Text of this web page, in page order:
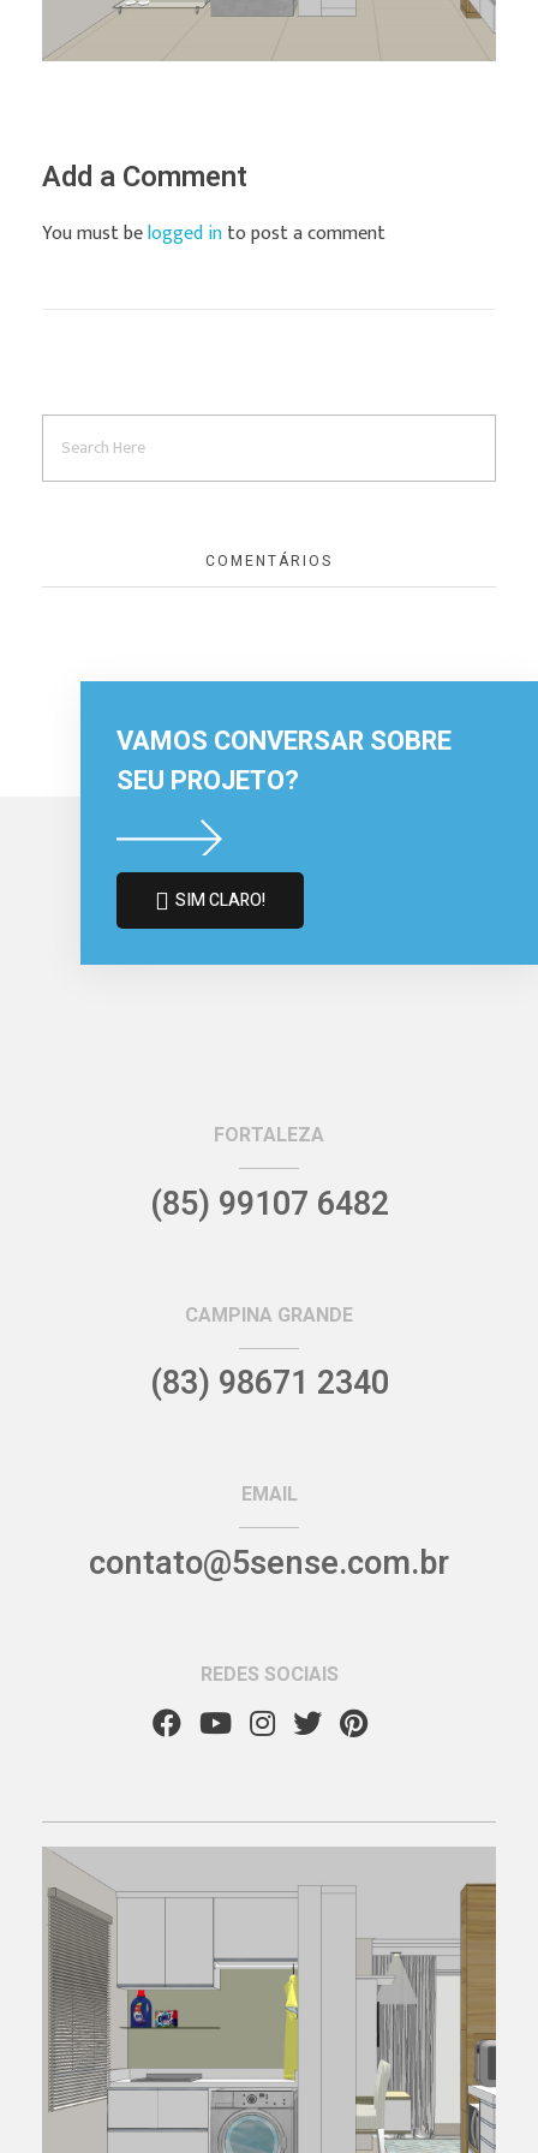
Add a Comment
You must belogged into post a comment
COMENTÁRIOS
VAMOS CONVERSAR SOBRE
SEU PROJETO?
SIM CLARO!
FORTALEZA
(85) 99107 6482
CAMPINA GRANDE
(83) 98671 2340
EMAIL
contato@5sense.com.br
REDES SOCIAIS